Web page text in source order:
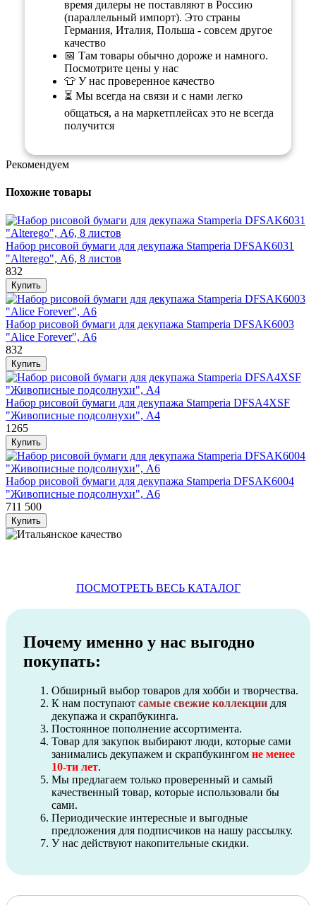
время дилеры не поставляют в Россию
(параллельный импорт). Это страны
Германия, Италия, Польша - совсем другое
качество
📅 Там товары обычно дороже и намного.
Посмотрите цены у нас
👕 У нас проверенное качество
⏳ Мы всегда на связи и с нами легко
общаться, а на маркетплейсах это не всегда
получится
Рекомендуем
Похожие товары
Набор рисовой бумаги для декупажа Stamperia DFSAK6031
"Alterego", А6, 8 листов
832
Набор рисовой бумаги для декупажа Stamperia DFSAK6003
"Alice Forever", А6
832
Набор рисовой бумаги для декупажа Stamperia DFSA4XSF
"Живописные подсолнухи", А4
1265
Набор рисовой бумаги для декупажа Stamperia DFSAK6004
"Живописные подсолнухи", А6
711 500
ПОСМОТРЕТЬ ВЕСЬ КАТАЛОГ
Почему именно у нас выгодно
покупать:
Обширный выбор товаров для хобби и творчества.
К нам поступают самые свежие коллекции для
декупажа и скрапбукинга.
Постоянное пополнение ассортимента.
Товар для закупок выбирают люди, которые сами
занимались декупажем и скрапбукингом не менее
10-ти лет.
Мы предлагаем только проверенный и самый
качественный товар, которые использовали бы
сами.
Периодические интересные и выгодные
предложения для подписчиков на нашу рассылку.
У нас действуют накопительные скидки.